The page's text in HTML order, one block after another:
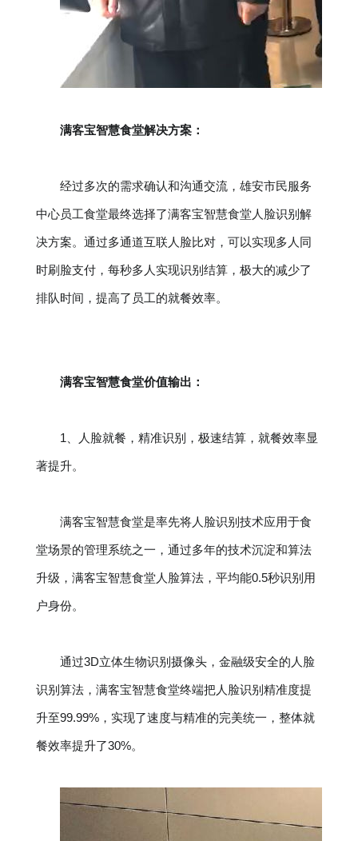
满客宝智慧食堂解决方案：
经过多次的需求确认和沟通交流，雄安市民服务
中心员工食堂最终选择了满客宝智慧食堂人脸识别解
决方案。通过多通道互联人脸比对，可以实现多人同
时刷脸支付，每秒多人实现识别结算，极大的减少了
排队时间，提高了员工的就餐效率。
满客宝智慧食堂价值输出：
1、人脸就餐，精准识别，极速结算，就餐效率显
著提升。
满客宝智慧食堂是率先将人脸识别技术应用于食
堂场景的管理系统之一，通过多年的技术沉淀和算法
升级，满客宝智慧食堂人脸算法，平均能0.5秒识别用
户身份。
通过3D立体生物识别摄像头，金融级安全的人脸
识别算法，满客宝智慧食堂终端把人脸识别精准度提
升至99.99%，实现了速度与精准的完美统一，整体就
餐效率提升了30%。